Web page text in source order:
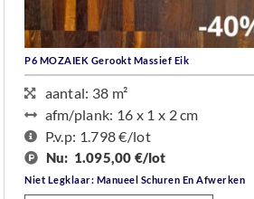
P6 MOZAIEK Gerookt Massief Eik
aantal: 38 m²
afm/plank: 16 x 1 x 2 cm
P.v.p: 1.798 €/lot
Nu: 1.095,00 €/lot
Niet Legklaar: Manueel Schuren En Afwerken